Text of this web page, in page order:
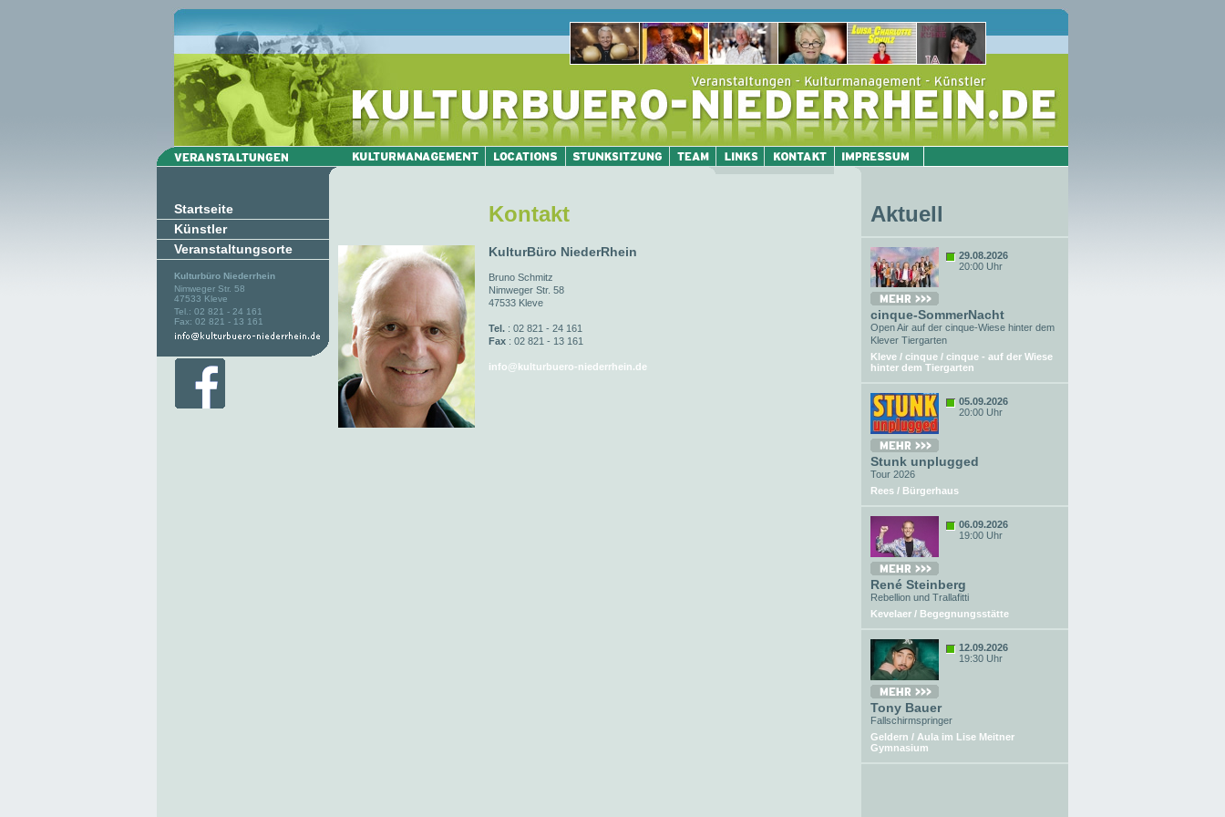
Startseite
Künstler
Veranstaltungsorte
Kulturbüro Niederrhein
Nimweger Str. 58
47533 Kleve
Tel.: 02 821 - 24 161
Fax: 02 821 - 13 161
Kontakt
KulturBüro NiederRhein
Bruno Schmitz
Nimweger Str. 58
47533 Kleve
Tel. : 02 821 - 24 161
Fax : 02 821 - 13 161
info@kulturbuero-niederrhein.de
Aktuell
29.08.2026
20:00 Uhr
cinque-SommerNacht
Open Air auf der cinque-Wiese hinter dem
Klever Tiergarten
Kleve / cinque / cinque - auf der Wiese
hinter dem Tiergarten
05.09.2026
20:00 Uhr
Stunk unplugged
Tour 2026
Rees / Bürgerhaus
06.09.2026
19:00 Uhr
René Steinberg
Rebellion und Trallafitti
Kevelaer / Begegnungsstätte
12.09.2026
19:30 Uhr
Tony Bauer
Fallschirmspringer
Geldern / Aula im Lise Meitner
Gymnasium